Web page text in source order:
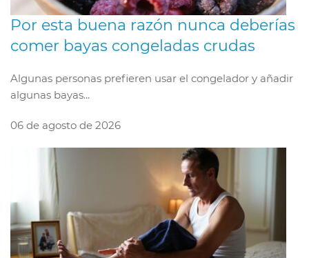
Por esta buena razón nunca deberías
comer bayas congeladas crudas
Algunas personas prefieren usar el congelador y añadir
algunas bayas...
06 de agosto de 2026